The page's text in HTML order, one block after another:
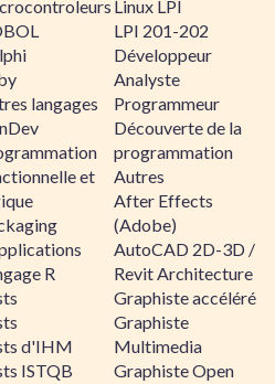
langages
et
R
d'IHM
ISTQB
Linux LPI
LPI 201-202
Développeur
Analyste
Programmeur
Découverte de la
programmation
Autres
After Effects
(Adobe)
AutoCAD 2D-3D /
Revit Architecture
Graphiste accéléré
Graphiste
Multimedia
Graphiste Open